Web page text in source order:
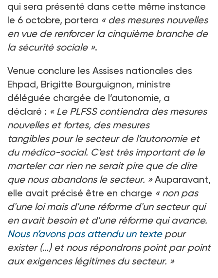
qui sera présenté dans cette même instance
le 6 octobre, portera « des mesures nouvelles
en vue de renforcer la cinquième branche de
la sécurité sociale ».
Venue conclure les Assises nationales des
Ehpad, Brigitte Bourguignon, ministre
déléguée chargée de l’autonomie, a
déclaré : « Le PLFSS contiendra des mesures
nouvelles et fortes, des mesures
tangibles pour le secteur de l’autonomie et
du médico-social. C’est très important de le
marteler car rien ne serait pire que de dire
que nous abandons le secteur. »Auparavant,
elle avait précisé être en charge « non pas
d'une loi mais d'une réforme d'un secteur qui
en avait besoin et d'une réforme qui avance.
Nous n’avons pas attendu un textepour
exister (…) et nous répondrons point par point
aux exigences légitimes du secteur. »